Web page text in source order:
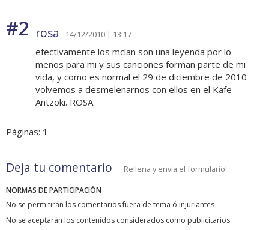
#2 rosa 14/12/2010 | 13:17
efectivamente los mclan son una leyenda por lo
menos para mi y sus canciones forman parte de mi
vida, y como es normal el 29 de diciembre de 2010
volvemos a desmelenarnos con ellos en el Kafe
Antzoki. ROSA
Páginas: 1
Deja tu comentario Rellena y envía el formulario!
NORMAS DE PARTICIPACIÓN
No se permitirán los comentarios fuera de tema ó injuriantes
No se aceptarán los contenidos considerados como publicitarios